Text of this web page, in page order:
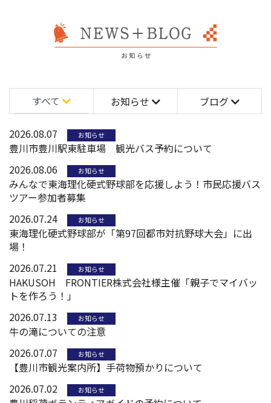
すべて お知らせ ブログ
2026.08.07 お知らせ
豊川市豊川駅東駐車場 観光バス予約について
2026.08.06
お知らせ
みんなで東海理化硬式野球部を応援しよう！市民応援バス
ツアー参加者募集
2026.07.24
お知らせ
東海理化硬式野球部が「第97回都市対抗野球大会」に出
場！
2026.07.21
お知らせ
HAKUSOH FRONTIER株式会社様主催「親子でマイバッ
トを作ろう！」
2026.07.13
お知らせ
牛の滝についての注意
2026.07.07
お知らせ
【豊川市観光案内所】手荷物預かりについて
2026.07.02
お知らせ